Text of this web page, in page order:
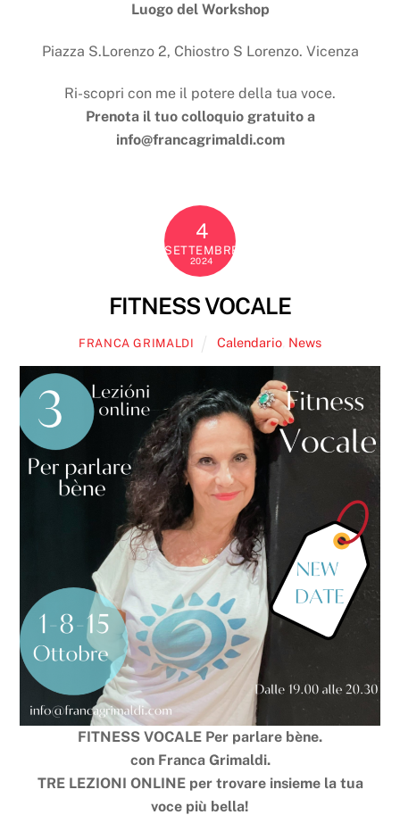
Luogo del Workshop
Piazza S.Lorenzo 2, Chiostro S Lorenzo. Vicenza
Ri-scopri con me il potere della tua voce.
Prenota il tuo colloquio gratuito a
info@francagrimaldi.com
4
SETTEMBRE
2024
FITNESS VOCALE
FRANCA GRIMALDI Calendario News
FITNESS VOCALE Per parlare bène.
con Franca Grimaldi.
TRE LEZIONI ONLINE per trovare insieme la tua
voce più bella!